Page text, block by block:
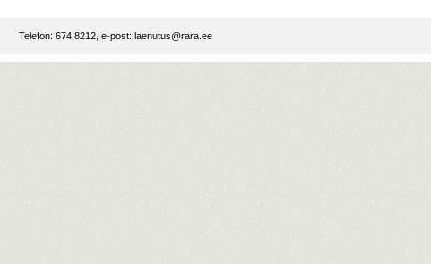
Telefon: 674 8212, e-post: laenutus@rara.ee